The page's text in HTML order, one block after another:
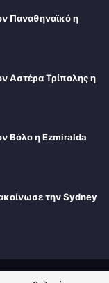
Παναθηναϊκό η
Αστέρα Τρίπολης η
Βόλο η Ezmiralda
την Sydney